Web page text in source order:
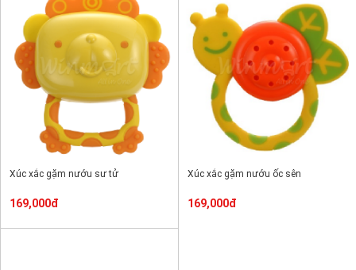
Xúc xắc gặm nướu sư tử
169,000đ
Xúc xắc gặm nướu ốc sên
169,000đ